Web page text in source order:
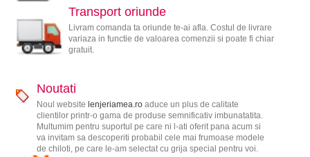
Transport oriunde
Livram comanda ta oriunde te-ai afla. Costul de livrare
variaza in functie de valoarea comenzii si poate fi chiar
gratuit.
Noutati
Noul website lenjeriamea.roaduce un plus de calitate
clientilor printr-o gama de produse semnificativ imbunatatita.
Multumim pentru suportul pe care ni l-ati oferit pana acum si
va invitam sa descoperiti probabil cele mai frumoase modele
de chiloti, pe care le-am selectat cu grija special pentru voi.